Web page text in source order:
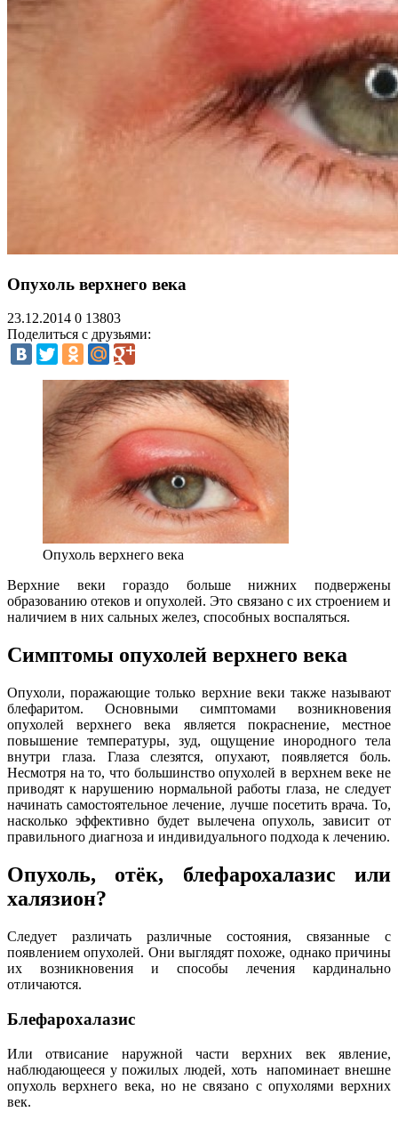
Опухоль верхнего века
23.12.2014 0 13803
Поделиться с друзьями:
Опухоль верхнего века
Верхние веки гораздо больше нижних подвержены
образованию отеков и опухолей. Это связано с их строением и
наличием в них сальных желез, способных воспаляться.
Симптомы опухолей верхнего века
Опухоли, поражающие только верхние веки также называют
блефаритом. Основными симптомами возникновения
опухолей верхнего века является покраснение, местное
повышение температуры, зуд, ощущение инородного тела
внутри глаза. Глаза слезятся, опухают, появляется боль.
Несмотря на то, что большинство опухолей в верхнем веке не
приводят к нарушению нормальной работы глаза, не следует
начинать самостоятельное лечение, лучше посетить врача. То,
насколько эффективно будет вылечена опухоль, зависит от
правильного диагноза и индивидуального подхода к лечению.
Опухоль, отёк, блефарохалазис или
халязион?
Следует различать различные состояния, связанные с
появлением опухолей. Они выглядят похоже, однако причины
их возникновения и способы лечения кардинально
отличаются.
Блефарохалазис
Или отвисание наружной части верхних век явление,
наблюдающееся у пожилых людей, хоть напоминает внешне
опухоль верхнего века, но не связано с опухолями верхних
век.